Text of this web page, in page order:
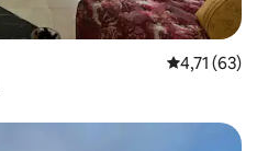
4,71 ud af 5
4,71 (63)